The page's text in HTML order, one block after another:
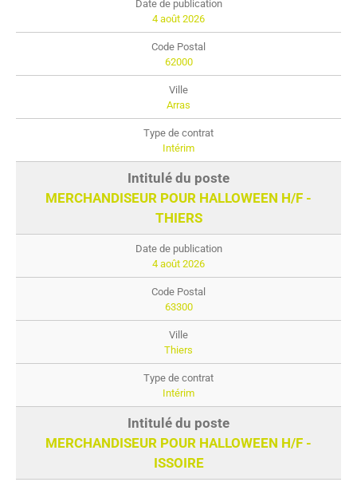
4 août 2026
62000
Arras
Intérim
MERCHANDISEUR POUR HALLOWEEN H/F -
THIERS
4 août 2026
63300
Thiers
Intérim
MERCHANDISEUR POUR HALLOWEEN H/F -
ISSOIRE